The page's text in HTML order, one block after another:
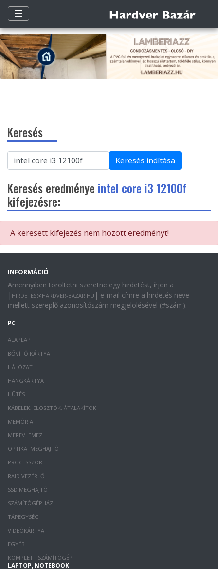
☰
Keresés
Keresés indítása
Keresés eredménye intel core i3 12100f
kifejezésre:
A keresett kifejezés nem hozott eredményt!
INFORMÁCIÓ
Amennyiben töröltetni szeretne egy hirdetést, írjon a
| HIRDETES@HARDVER-BAZAR.HU | e-mail címre a hirdetés neve
mellett szereplő azonosítószám megjelölésével (#szám).
PC
ALAPLAP
BŐVÍTŐ KÁRTYA
HÁLÓZAT
HANGKÁRTYA
HŰTÉS
KÁBELEK, ELOSZTÓK, ÁTALAKÍTÓK
MEMÓRIA
MEREVLEMEZ
OPTIKAI MEGHAJTÓ
PROCESSZOR
RAID VEZÉRLŐ
SSD MEGHAJTÓ
SZÁMÍTÓGÉPHÁZ
TÁPEGYSÉG
VIDEÓKÁRTYA
EGYÉB
KOMPLETT SZÁMÍTÓGÉP
LAPTOP, NOTEBOOK